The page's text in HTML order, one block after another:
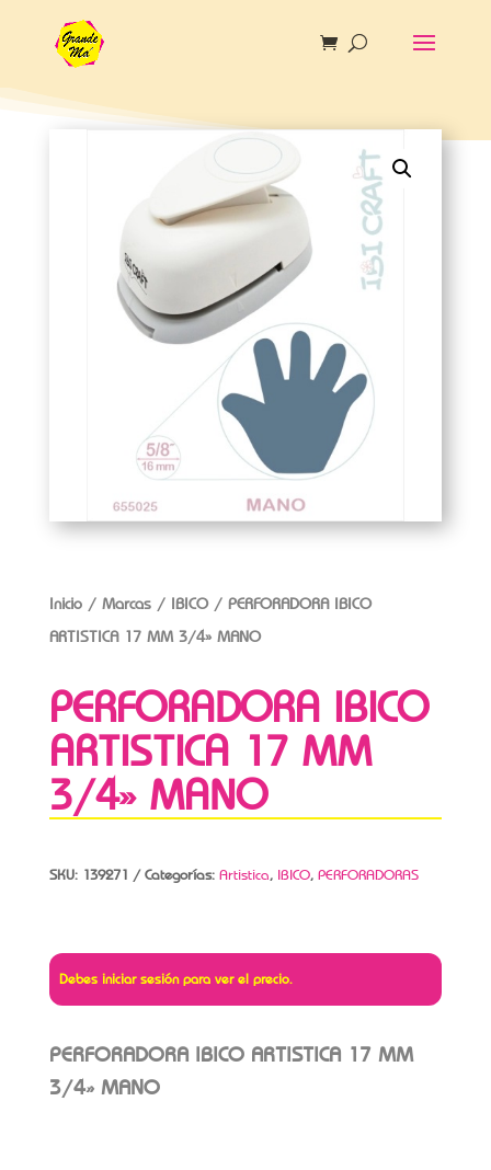
Inicio/ Marcas/ IBICO/ PERFORADORA IBICO
ARTISTICA 17 MM 3/4» MANO
PERFORADORA IBICO
ARTISTICA 17 MM
3/4» MANO
SKU: 139271 Categorías: Artistica, IBICO, PERFORADORAS
Debes iniciar sesión para ver el precio.
PERFORADORA IBICO ARTISTICA 17 MM
3/4» MANO